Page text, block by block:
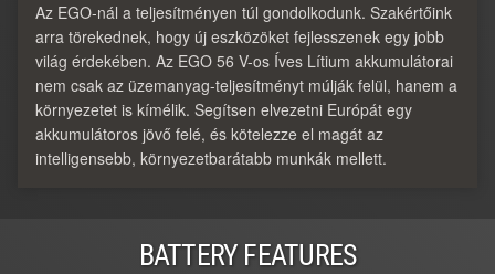
Az EGO-nál a teljesítményen túl gondolkodunk. Szakértőink
arra törekednek, hogy új eszközöket fejlesszenek egy jobb
világ érdekében. Az EGO 56 V-os Íves Lítium akkumulátorai
nem csak az üzemanyag-teljesítményt múlják felül, hanem a
környezetet is kímélik. Segítsen elvezetni Európát egy
akkumulátoros jövő felé, és kötelezze el magát az
intelligensebb, környezetbarátabb munkák mellett.
BATTERY FEATURES